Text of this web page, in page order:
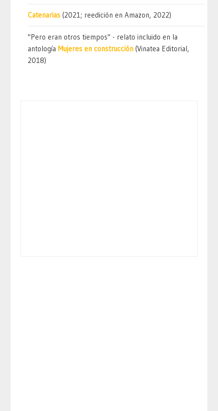
Catenarias (2021; reedición en Amazon, 2022)
"Pero eran otros tiempos" - relato incluido en la
antologíaMujeres en construcción (Vinatea Editorial,
2018)